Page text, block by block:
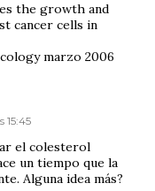
the growth and
cancer cells in
marzo 2006
15:45
el colesterol
un tiempo que la
Alguna idea más?